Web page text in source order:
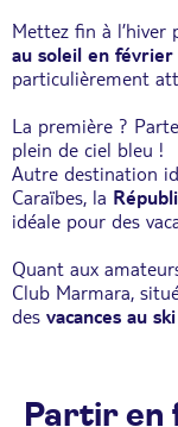
Mettez fin à
au soleil en février
particulièrement
La première ?
plein de ciel bleu !
Autre destination
Caraïbes, la
idéale pour des
Quant aux
Club Marmara,
des vacances au ski
Partir en